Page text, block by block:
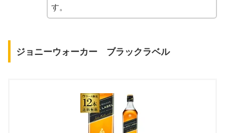
す。
ジョニーウォーカー ブラックラベル